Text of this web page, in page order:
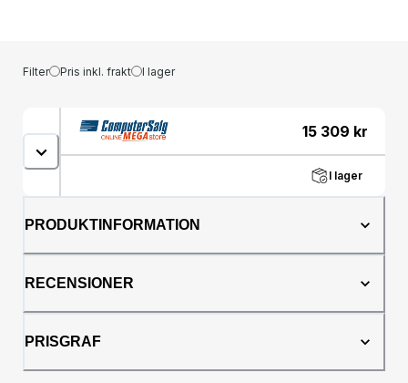
Filter Pris inkl. frakt I lager
15 309 kr
I lager
PRODUKTINFORMATION
RECENSIONER
PRISGRAF